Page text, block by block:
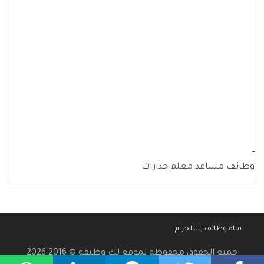
-
وظائف مساعد معلم جدارات
قناة وظائف بالتلجرام
جميع الحقوق محفوظة لموقع لك وظيفة © 2016-2026